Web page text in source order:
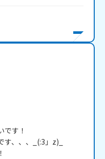
です！
、、、_(:3」z)_